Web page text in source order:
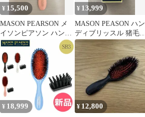
¥ 15,500
MASON PEARSON メ
イソンピアソン ハンデ
ィブリッスル ピンク
¥ 13,999
MASON PEASON ハン
ディブリッスル 猪毛
100% 田中みな実さん
¥ 18,999 ¥ 12,800